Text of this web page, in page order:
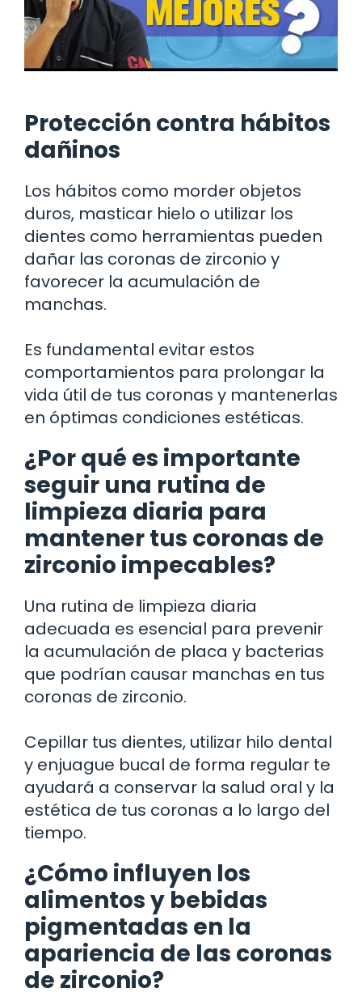
Protección contra hábitos
dañinos
Los hábitos como morder objetos
duros, masticar hielo o utilizar los
dientes como herramientas pueden
dañar las coronas de zirconio y
favorecer la acumulación de
manchas.
Es fundamental evitar estos
comportamientos para prolongar la
vida útil de tus coronas y mantenerlas
en óptimas condiciones estéticas.
¿Por qué es importante
seguir una rutina de
limpieza diaria para
mantener tus coronas de
zirconio impecables?
Una rutina de limpieza diaria
adecuada es esencial para prevenir
la acumulación de placa y bacterias
que podrían causar manchas en tus
coronas de zirconio.
Cepillar tus dientes, utilizar hilo dental
y enjuague bucal de forma regular te
ayudará a conservar la salud oral y la
estética de tus coronas a lo largo del
tiempo.
¿Cómo influyen los
alimentos y bebidas
pigmentadas en la
apariencia de las coronas
de zirconio?